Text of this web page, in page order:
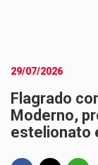
29/07/2026
Flagrado
Moderno,
estelionato